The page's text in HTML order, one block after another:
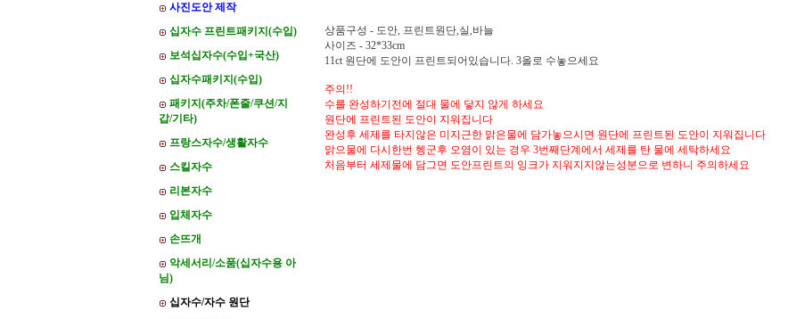
사진도안 제작
십자수 프린트패키지(수입)
보석십자수(수입+국산)
십자수패키지(수입)
패키지(주차/폰줄/쿠션/지
갑/기타)
프랑스자수/생활자수
스킬자수
리본자수
입체자수
손뜨개
악세서리/소품(십자수용 아
님)
십자수/자수 원단
상품구성 - 도안, 프린트원단,실,바늘
사이즈 - 32*33cm
11ct 원단에 도안이 프린트되어있습니다. 3올로 수놓으세요
주의!!
수를 완성하기전에 절대 물에 닿지 않게 하세요
원단에 프린트된 도안이 지워집니다
완성후 세제를 타지않은 미지근한 맑은물에 담가놓으시면 원단에 프린트된 도안이 지워집니다
맑으물에 다시한번 헹군후 오염이 있는 경우 3번째단계에서 세제를 탄 물에 세탁하세요
처음부터 세제물에 담그면 도안프린트의 잉크가 지워지지않는성분으로 변하니 주의하세요